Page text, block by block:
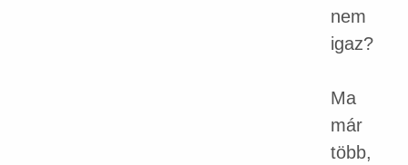
nem
igaz?
Ma
már
több,